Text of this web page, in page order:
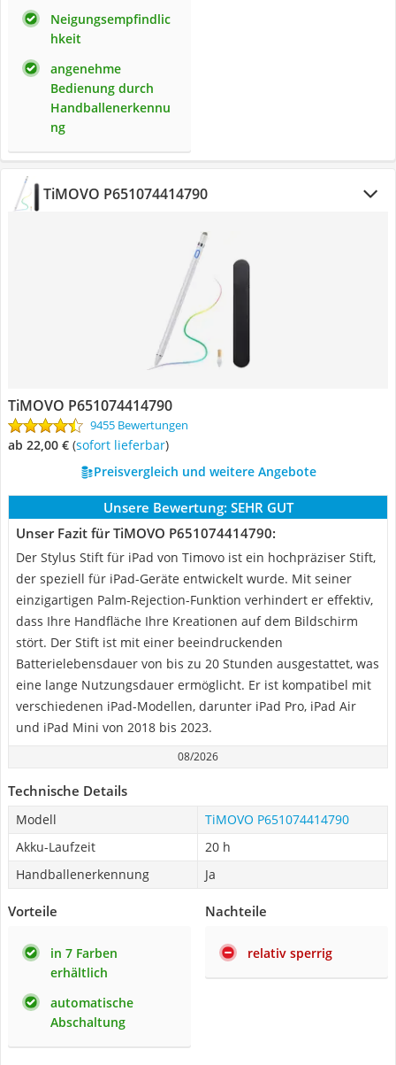
Neigungsempfindlic
hkeit
angenehme
Bedienung durch
Handballenerkennu
ng
TiMOVO P651074414790
TiMOVO P651074414790
9455 Bewertungen
ab 22,00 € ( Sofort lieferbar)
Preisvergleich und weitere Angebote
Unsere Bewertung: SEHR GUT
Unser Fazit für TiMOVO P651074414790:
Der Stylus Stift für iPad von Timovo ist ein hochpräziser Stift,
der speziell für iPad-Geräte entwickelt wurde. Mit seiner
einzigartigen Palm-Rejection-Funktion verhindert er effektiv,
dass Ihre Handfläche Ihre Kreationen auf dem Bildschirm
stört. Der Stift ist mit einer beeindruckenden
Batterielebensdauer von bis zu 20 Stunden ausgestattet, was
eine lange Nutzungsdauer ermöglicht. Er ist kompatibel mit
verschiedenen iPad-Modellen, darunter iPad Pro, iPad Air
und iPad Mini von 2018 bis 2023.
08/2026
Technische Details
Modell
TiMOVO P651074414790
Akku-Laufzeit
20 h
Handballenerkennung
Ja
Vorteile
in 7 Farben
erhältlich
automatische
Abschaltung
Nachteile
relativ sperrig